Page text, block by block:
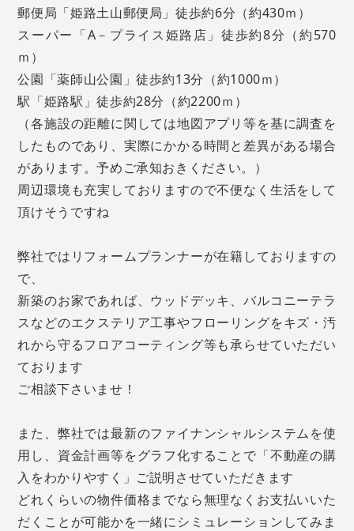
郵便局「姫路土山郵便局」徒歩約6分（約430ｍ）
スーパー「A－プライス姫路店」徒歩約8分（約570
ｍ）
公園「薬師山公園」徒歩約13分（約1000ｍ）
駅「姫路駅」徒歩約28分（約2200ｍ）
（各施設の距離に関しては地図アプリ等を基に調査を
したものであり、実際にかかる時間と差異がある場合
があります。予めご承知おきください。）
周辺環境も充実しておりますので不便なく生活をして
頂けそうですね
弊社ではリフォームプランナーが在籍しておりますの
で、
新築のお家であれば、ウッドデッキ、バルコニーテラ
スなどのエクステリア工事やフローリングをキズ・汚
れから守るフロアコーティング等も承らせていただい
ております
ご相談下さいませ！
また、弊社では最新のファイナンシャルシステムを使
用し、資金計画等をグラフ化することで「不動産の購
入をわかりやすく」ご説明させていただきます
どれくらいの物件価格までなら無理なくお支払いいた
だくことが可能かを一緒にシミュレーションしてみま